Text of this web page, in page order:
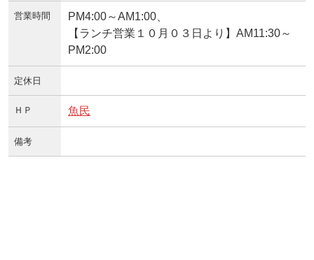
営業時間
PM4:00～AM1:00、
【ランチ営業１０月０３日より】AM11:30～
PM2:00
定休日
ＨＰ 魚民
備考